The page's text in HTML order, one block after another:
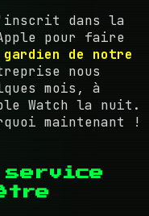
dans la
pour faire
de notre
nous
mois, à
Watch la nuit.
maintenant !